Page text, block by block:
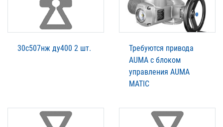
30с507нж ду400 2 шт.
Требуются привода
AUMA с блоком
управления AUMA
MATIC